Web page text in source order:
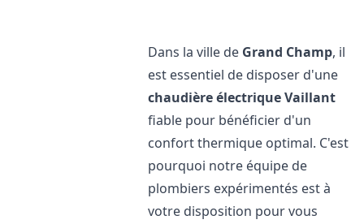
Dans la ville de Grand Champ, il
est essentiel de disposer d'une
chaudière électrique Vaillant
fiable pour bénéficier d'un
confort thermique optimal. C'est
pourquoi notre équipe de
plombiers expérimentés est à
votre disposition pour vous